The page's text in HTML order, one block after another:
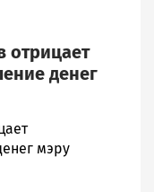
отрицает
денег
мэру